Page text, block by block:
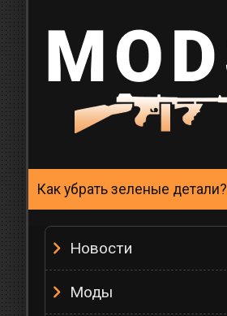
Как убрать зеленые детали?
Новости
Моды